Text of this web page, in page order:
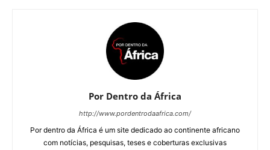
Por Dentro da África
http://www.pordentrodaafrica.com/
Por dentro da África é um site dedicado ao continente africano
com notícias, pesquisas, teses e coberturas exclusivas